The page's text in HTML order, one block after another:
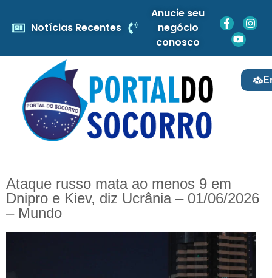
Notícias Recentes
Anucie seu
negócio
conosco
Ataque russo mata ao menos 9 em
Dnipro e Kiev, diz Ucrânia – 01/06/2026
– Mundo